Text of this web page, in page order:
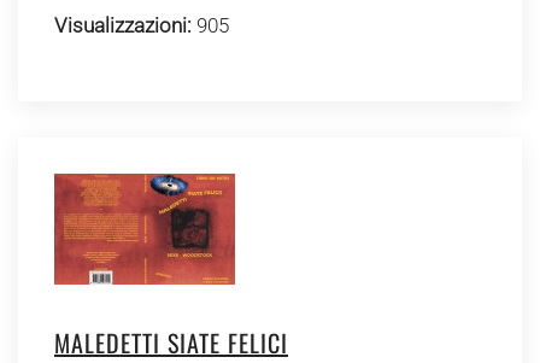
Visualizzazioni: 905
MALEDETTI SIATE FELICI